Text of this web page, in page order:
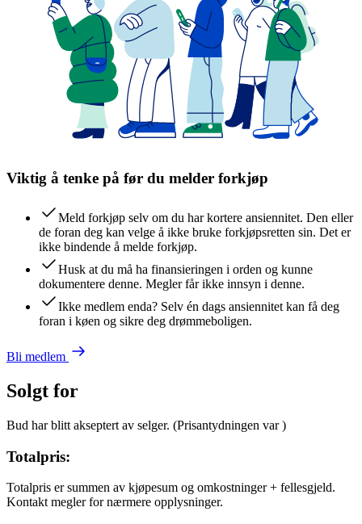
Viktig å tenke på før du melder forkjøp
Meld forkjøp selv om du har kortere ansiennitet. Den eller
de foran deg kan velge å ikke bruke forkjøpsretten sin. Det er
ikke bindende å melde forkjøp.
Husk at du må ha finansieringen i orden og kunne
dokumentere denne. Megler får ikke innsyn i denne.
Ikke medlem enda? Selv én dags ansiennitet kan få deg
foran i køen og sikre deg drømmeboligen.
Bli medlem
Solgt for
Bud har blitt akseptert av selger. (Prisantydningen var)
Totalpris:
Totalpris er summen av kjøpesum og omkostninger + fellesgjeld.
Kontakt megler for nærmere opplysninger.